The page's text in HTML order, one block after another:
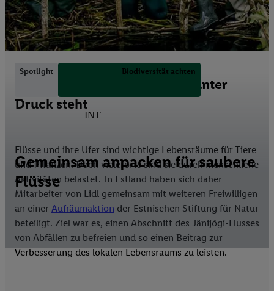
Spotlight Biodiversität achten
INT
Gemeinsam anpacken für saubere
Flüsse
Dort aktiv werden, wo Natur unter
Druck steht
Flüsse und ihre Ufer sind wichtige Lebensräume für Tiere
und Pflanzen. Doch vielerorts sind sie durch menschliche
Aktivitäten belastet. In Estland haben sich daher
Mitarbeiter von Lidl gemeinsam mit weiteren Freiwilligen
an einer Aufräumaktion der Estnischen Stiftung für Natur
beteiligt. Ziel war es, einen Abschnitt des Jänijõgi-Flusses
von Abfällen zu befreien und so einen Beitrag zur
Verbesserung des lokalen Lebensraums zu leisten.